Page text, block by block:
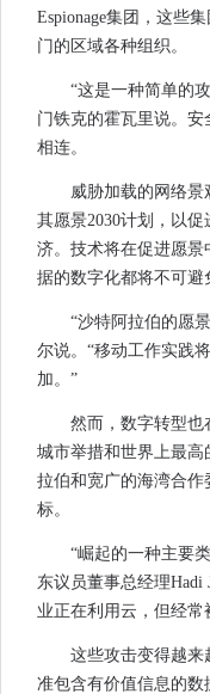
Espionage集团，这些
门的区域各种组织。
“这是一种简单的
门铁克的霍瓦里说。安
相连。
威胁加载的网络景
其愿景2030计划，以
济。技术将在促进愿
据的数字化都将不可避
“沙特阿拉伯的愿
尔说。“移动工作实践
加。”
然而，数字转型也
城市举措和世界上最高
拉伯和宽广的海湾合作
标。
“崛起的一种主要
东议员董事总经理Hadi
业正在利用云，但经
这些攻击变得越来
准包含有价值信息的数